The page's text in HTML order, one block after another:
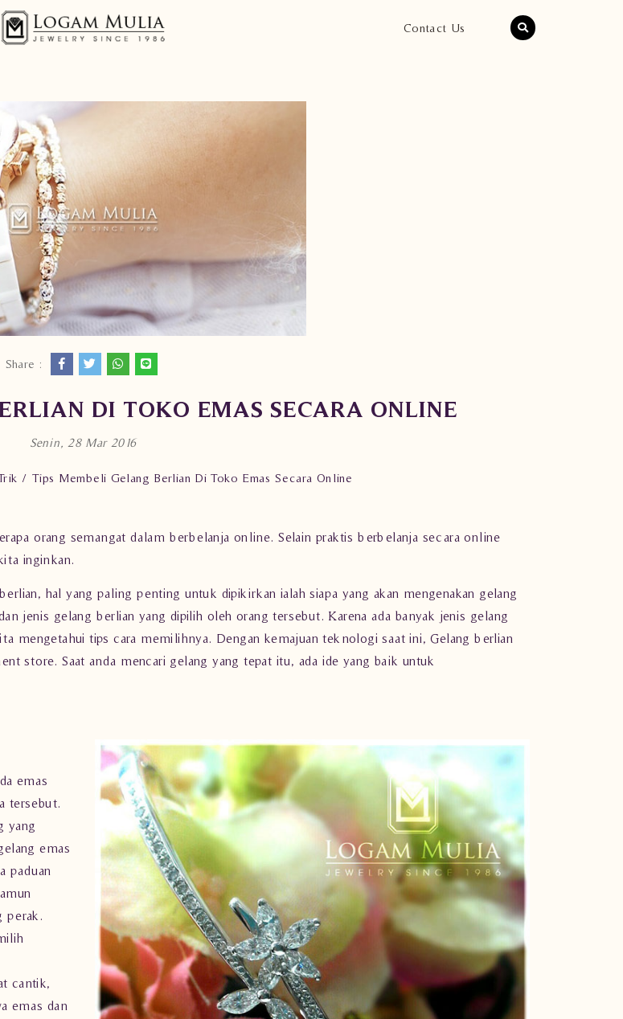
Contact Us
Share :
DI TOKO EMAS SECARA ONLINE
Senin, 28 Mar 2016
Tips Membeli Gelang Berlian Di Toko Emas Secara Online
orang semangat dalam berbelanja online. Selain praktis berbelanja secara online
inginkan.
hal yang paling penting untuk dipikirkan ialah siapa yang akan mengenakan gelang
jenis gelang berlian yang dipilih oleh orang tersebut. Karena ada banyak jenis gelang
mengetahui tips cara memilihnya. Dengan kemajuan teknologi saat ini, Gelang berlian
store. Saat anda mencari gelang yang tepat itu, ada ide yang baik untuk
emas
tersebut.
yang
emas
paduan
perak.
cantik,
emas dan